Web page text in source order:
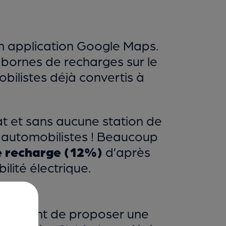
application Google Maps.
de recharges sur le
déjà convertis à
et sans aucune station de
! Beaucoup
recharge (12%) d’après
électrique.
le point de proposer une